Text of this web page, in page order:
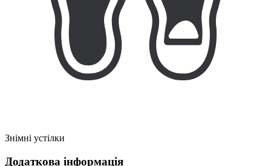
Знімні устілки
Додаткова інформація